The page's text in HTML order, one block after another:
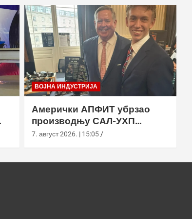
ВОЈНА ИНДУСТРИЈА
Амерички АПФИТ убрзао
производњу САЛ-УХП
ласера за УССОЦОМ
7. август 2026. | 15:05